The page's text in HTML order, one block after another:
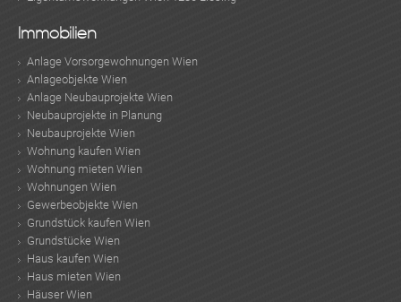
Immobilien
Anlage Vorsorgewohnungen Wien
Anlageobjekte Wien
Anlage Neubauprojekte Wien
Neubauprojekte in Planung
Neubauprojekte Wien
Wohnung kaufen Wien
Wohnung mieten Wien
Wohnungen Wien
Gewerbeobjekte Wien
Grundstück kaufen Wien
Grundstücke Wien
Haus kaufen Wien
Haus mieten Wien
Häuser Wien